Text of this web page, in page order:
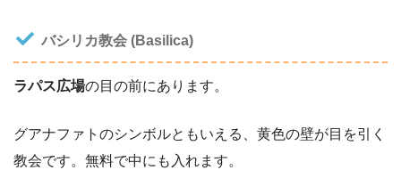
バシリカ教会 (Basilica)
ラパス広場の目の前にあります。
グアナファトのシンボルともいえる、黄色の壁が目を引く
教会です。無料で中にも入れます。